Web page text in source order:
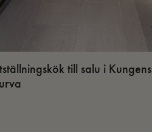
till salu i Kungens